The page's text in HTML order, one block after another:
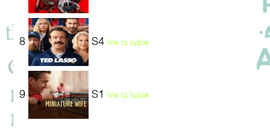
8 S4 lire la lubie
9 S1 lire la lubie